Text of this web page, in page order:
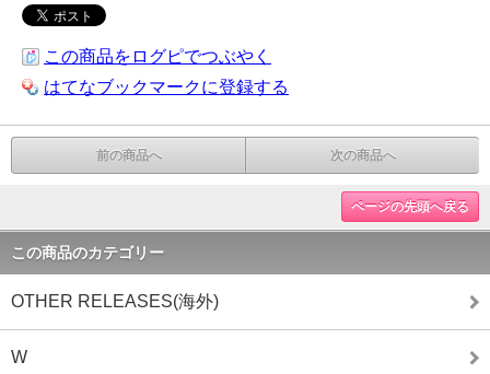
この商品をログピでつぶやく
はてなブックマークに登録する
前の商品へ 次の商品へ
ページの先頭へ戻る
この商品のカテゴリー
OTHER RELEASES(海外)
W